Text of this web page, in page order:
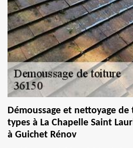
Démoussage et nettoyage
types à La Chapelle Saint
à Guichet Rénov